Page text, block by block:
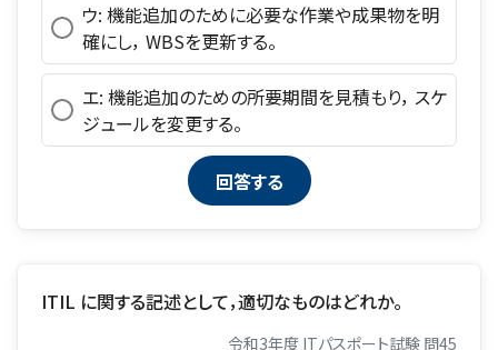
ウ: 機能追加のために必要な作業や成果物を明
確にし， WBSを更新する。
エ: 機能追加のための所要期間を見積もり， スケ
ジュールを変更する。
ITIL に関する記述として，適切なものはどれか。
令和3年度 ITパスポート試験 問45